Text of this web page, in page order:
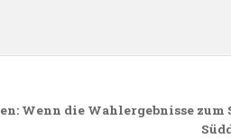
Wenn die Wahlergebnisse